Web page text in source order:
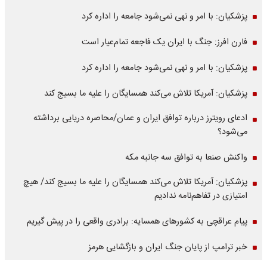
پزشکیان: با امر و نهی نمی‌شود جامعه را اداره کرد
فارن افرز: جنگ با ایران یک فاجعه تمام‌عیار است
پزشکیان: با امر و نهی نمی‌شود جامعه را اداره کرد
پزشکیان: آمریکا تلاش می‌کند همسایگان را علیه ما بسیج کند
ادعای رویترز درباره توافق ایران و عمان/محاصره دریایی برداشته
می‌شود؟
واکنش صنعا به توافق سه جانبه مکه
پزشکیان: آمریکا تلاش می‌کند همسایگان را علیه ما بسیج کند/ هیچ
امتیازی در تفاهم‌نامه ندادیم
پیام عراقچی به کشورهای همسایه: برادری واقعی را در پیش گیریم
خبر ترامپ از پایان جنگ ایران و بازگشایی هرمز